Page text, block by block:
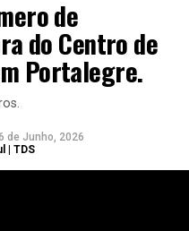
de
do Centro de
Portalegre.
de Junho, 2026
| TDS